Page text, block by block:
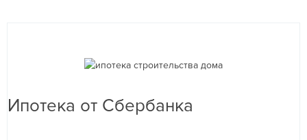
Ипотека от Сбербанка